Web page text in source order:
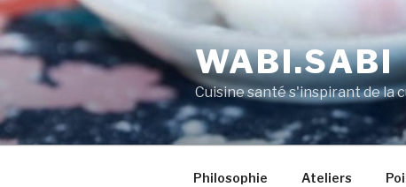
WABI.SABI
Cuisine santé s'inspirant de la
Philosophie Ateliers